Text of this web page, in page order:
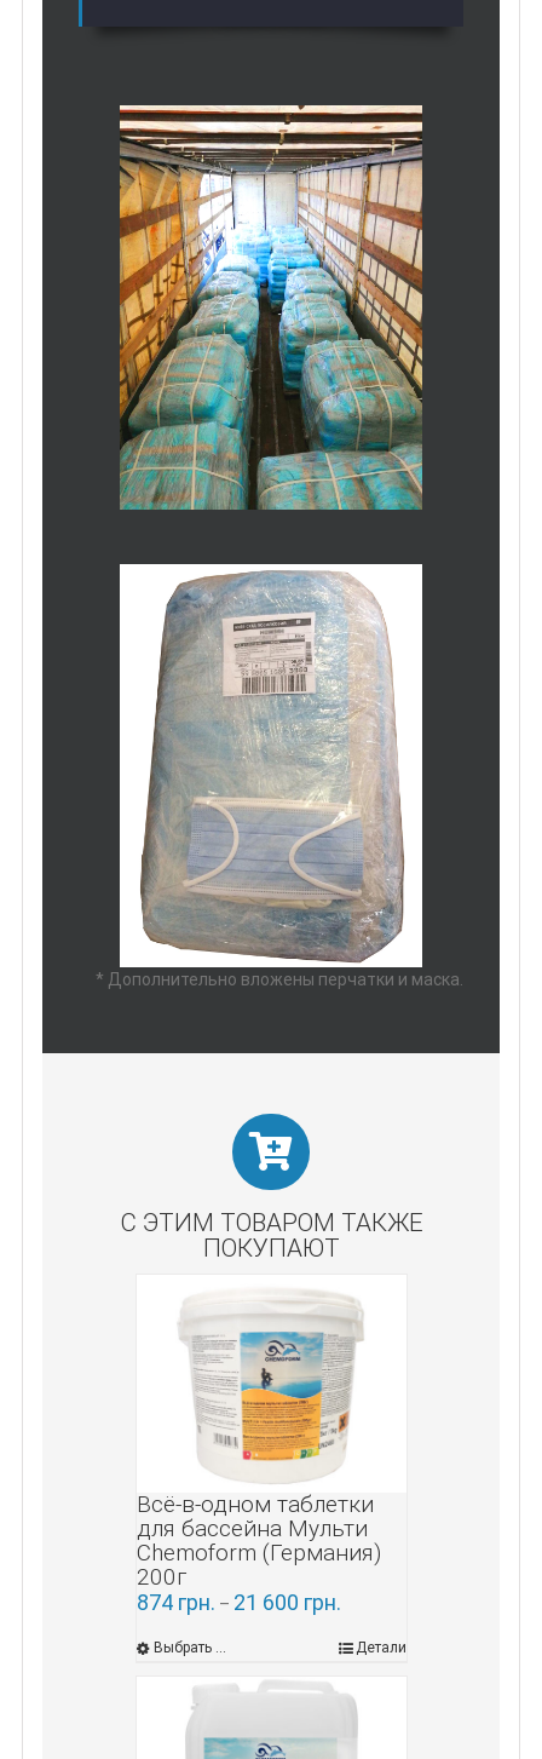
* Дополнительно вложены перчатки и маска.
С ЭТИМ ТОВАРОМ ТАКЖЕ
ПОКУПАЮТ
Всё-в-одном таблетки
для бассейна Мульти
Chemoform (Германия)
200г
874 грн. – 21 600 грн.
Выбрать ... Детали